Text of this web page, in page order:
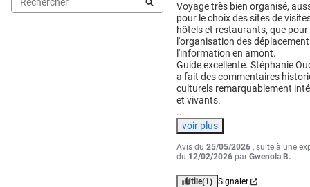
Voyage très bien organisé,
pour le choix des sites de
hôtels et restaurants, que pour
l'organisation des
l'information en amont.
Guide excellente. Stéphanie
a fait des commentaires
culturels remarquablement
...
voir plus
Avis du25/05/2026 , suite à une
du 12/02/2026 parGwenola B.
Utile(1) Signaler